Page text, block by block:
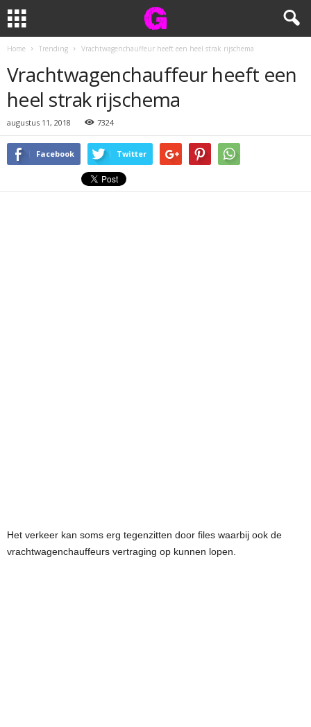
Home Trending Vrachtwagenchauffeur heeft een heel strak rijschema
Vrachtwagenchauffeur heeft een
heel strak rijschema
augustus 11, 2018 7324
Facebook Twitter
Het verkeer kan soms erg tegenzitten door files waarbij ook de
vrachtwagenchauffeurs vertraging op kunnen lopen.